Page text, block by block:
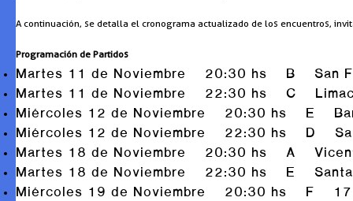
A continuación, se detalla el cronograma actualizado de los encuentros,
Programación de Partidos
Martes 11 de Noviembre 20:30 hs B San
Martes 11 de Noviembre 22:30 hs C
Miércoles 12 de Noviembre 20:30 hs E
Miércoles 12 de Noviembre 22:30 hs D San
Martes 18 de Noviembre 20:30 hs A
Martes 18 de Noviembre 22:30 hs E Santa
Miércoles 19 de Noviembre 20:30 hs F 17